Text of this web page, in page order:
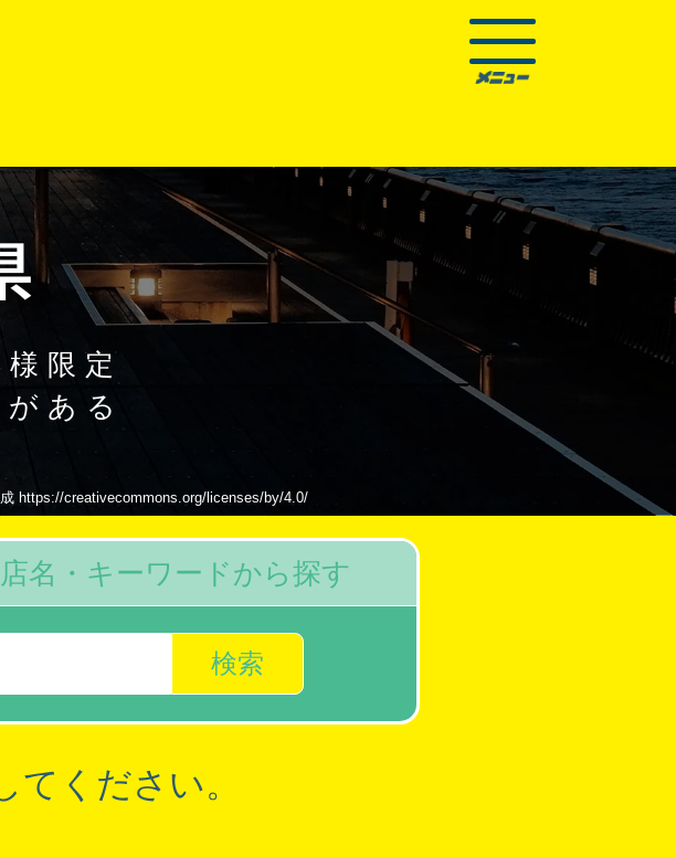
限定
ある
https://creativecommons.org/licenses/by/4.0/
検索
店名・キーワードから探す
てください。